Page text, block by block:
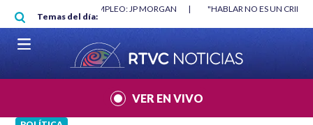
Pasar al contenido principal
Temas del día:
"HABLAR NO ES UN CRIMEN": CARTA DE BETO CORAL | ABELARDO
VER EN VIVO